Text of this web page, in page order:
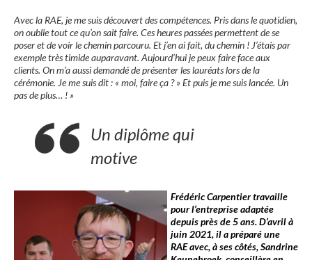
Avec la RAE, je me suis découvert des compétences. Pris dans le quotidien,
on oublie tout ce qu’on sait faire. Ces heures passées permettent de se
poser et de voir le chemin parcouru. Et j’en ai fait, du chemin ! J’étais par
exemple très timide auparavant. Aujourd’hui je peux faire face aux
clients. On m’a aussi demandé de présenter les lauréats lors de la
cérémonie. Je me suis dit : « moi, faire ça ? » Et puis je me suis lancée. Un
pas de plus… ! »
Un diplôme qui
motive
Frédéric Carpentier travaille
pour l’entreprise adaptée
depuis près de 5 ans. D’avril à
juin 2021, il a préparé une
RAE avec, à ses côtés, Sandrine